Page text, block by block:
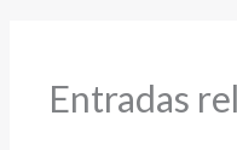
Entradas